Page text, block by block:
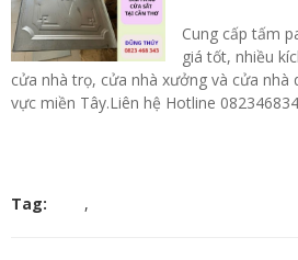
Cung cấp tấm
giá tốt, nhiều
cửa nhà trọ, cửa nhà xưởng và cửa nhà
vực miền Tây.Liên hệ Hotline
Tag: ,